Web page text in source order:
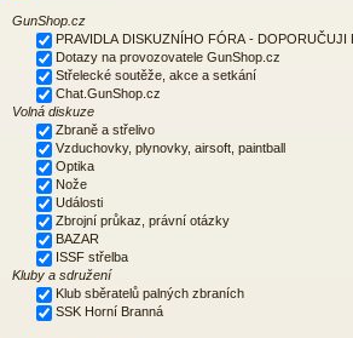
GunShop.cz
PRAVIDLA DISKUZNÍHO FÓRA - DOPORUČUJI
Dotazy na provozovatele GunShop.cz
Střelecké soutěže, akce a setkání
Chat.GunShop.cz
Volná diskuze
Zbraně a střelivo
Vzduchovky, plynovky, airsoft, paintball
Optika
Nože
Události
Zbrojní průkaz, právní otázky
BAZAR
ISSF střelba
Kluby a sdružení
Klub sběratelů palných zbraních
SSK Horní Branná